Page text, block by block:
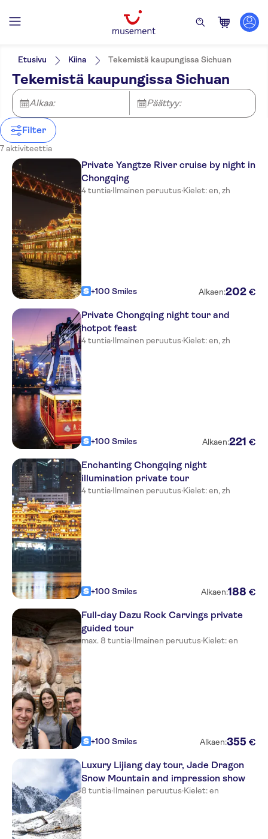
Suodata
NO-PICKUP
Lippuvaihtoehdot
Opastettu kierros
Yksityinen kierros
Ilmainen peruutus
Välitön vahvistus
E-lippu
Sisäänpääsymaksu sisältyy
Ateria sisältyy
Nähtävyydet ja opastetut retket
Aktiviteetin kieli
English
Etusivu Kiina Tekemistä kaupungissa Sichuan
Tekemistä kaupungissa Sichuan
Alkaa: Päättyy:
Filter
7 aktiviteettia
Private Yangtze River cruise by night in
Chongqing
4 tuntia·Ilmainen peruutus·Kielet: en, zh
+100 Smiles Alkaen:202 €
Private Chongqing night tour and
hotpot feast
4 tuntia·Ilmainen peruutus·Kielet: en, zh
+100 Smiles Alkaen:221 €
Enchanting Chongqing night
illumination private tour
4 tuntia·Ilmainen peruutus·Kielet: en, zh
+100 Smiles Alkaen:188 €
Full-day Dazu Rock Carvings private
guided tour
max. 8 tuntia·Ilmainen peruutus·Kielet: en
+100 Smiles Alkaen:355 €
Luxury Lijiang day tour, Jade Dragon
Snow Mountain and impression show
8 tuntia·Ilmainen peruutus·Kielet: en